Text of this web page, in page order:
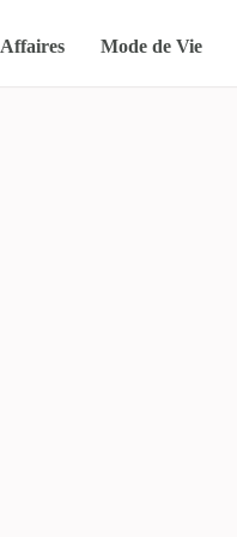
Affaires Mode de Vie